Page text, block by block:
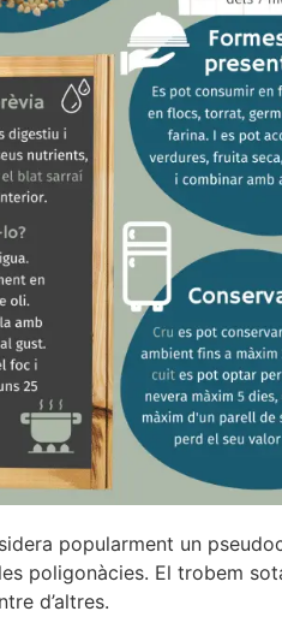
popularment un
poligonàcies. El trobem
d’altres.